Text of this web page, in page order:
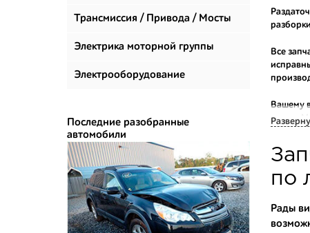
Трансмиссия / Привода / Мосты
Электрика моторной группы
Электрооборудование
Последние разобранные
автомобили
Все
Вашему
марок.
Многие
-
по
Рады